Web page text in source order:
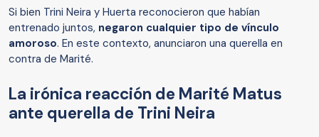
Si bien Trini Neira y Huerta reconocieron que habían
entrenado juntos, negaron cualquier tipo de vínculo
amoroso. En este contexto, anunciaron una querella en
contra de Marité.
La irónica reacción de Marité Matus
ante querella de Trini Neira